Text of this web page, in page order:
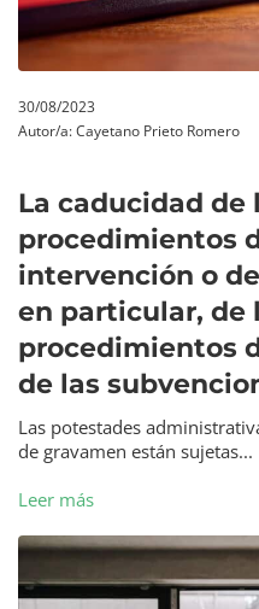
30/08/2023
Autor/a:Cayetano Prieto Romero
La caducidad de
procedimientos
intervención o
en particular, de
procedimientos
de las
Las potestades
de gravamen están sujetas...
Leer más